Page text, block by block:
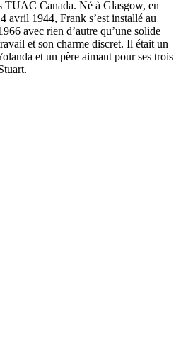
TUAC Canada. Né à Glasgow, en
avril 1944, Frank s’est installé au
avec rien d’autre qu’une solide
et son charme discret. Il était un
et un père aimant pourses trois